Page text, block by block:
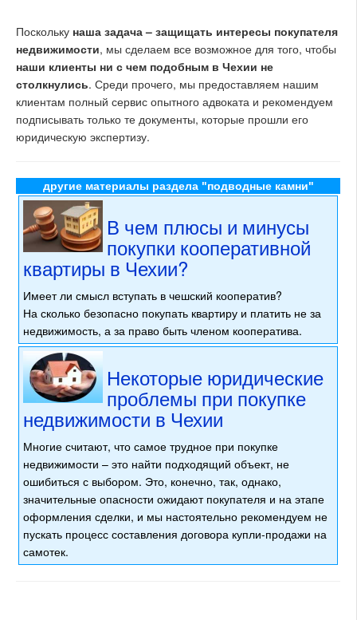
Поскольку наша задача – защищать интересы покупателя
недвижимости, мы сделаем все возможное для того, чтобы
наши клиенты ни с чем подобным в Чехии не
столкнулись. Среди прочего, мы предоставляем нашим
клиентам полный сервис опытного адвоката и рекомендуем
подписывать только те документы, которые прошли его
юридическую экспертизу.
другие материалы раздела "подводные камни"
В чем плюсы и минусы
покупки кооперативной
квартиры в Чехии?
Имеет ли смысл вступать в чешский кооператив?
На сколько безопасно покупать квартиру и платить не за
недвижимость, а за право быть членом кооператива.
Некоторые юридические
проблемы при покупке
недвижимости в Чехии
Многие считают, что самое трудное при покупке
недвижимости – это найти подходящий объект, не
ошибиться с выбором. Это, конечно, так, однако,
значительные опасности ожидают покупателя и на этапе
оформления сделки, и мы настоятельно рекомендуем не
пускать процесс составления договора купли-продажи на
самотек.